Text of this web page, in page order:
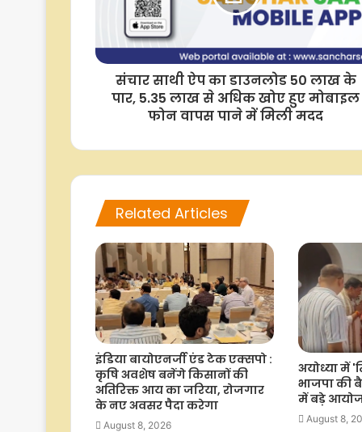
संचार साथी ऐप का डाउनलोड 50 लाख के
पार, 5.35 लाख से अधिक खोए हुए मोबाइल
फोन वापस पाने में मिली मदद
Related Articles
इंडिया बायोएनर्जी एंड टेक एक्सपो :
कृषि अवशेष बनेंगे किसानों की
अतिरिक्त आय का जरिया, रोजगार
के नए अवसर पैदा करेगा
August 8, 2026
अयोध्या में
भाजपा की
में बड़े
August 8,